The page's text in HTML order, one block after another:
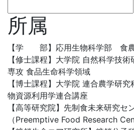
索:
所属
【学 部】応用生物科学部 食
【修士課程】大学院 自然科学技
専攻 食品生命科学領域
【博士課程】大学院 連合農学研
物資源利用学連合講座
【高等研究院】先制食未来研究セ
（Preemptive Food Research